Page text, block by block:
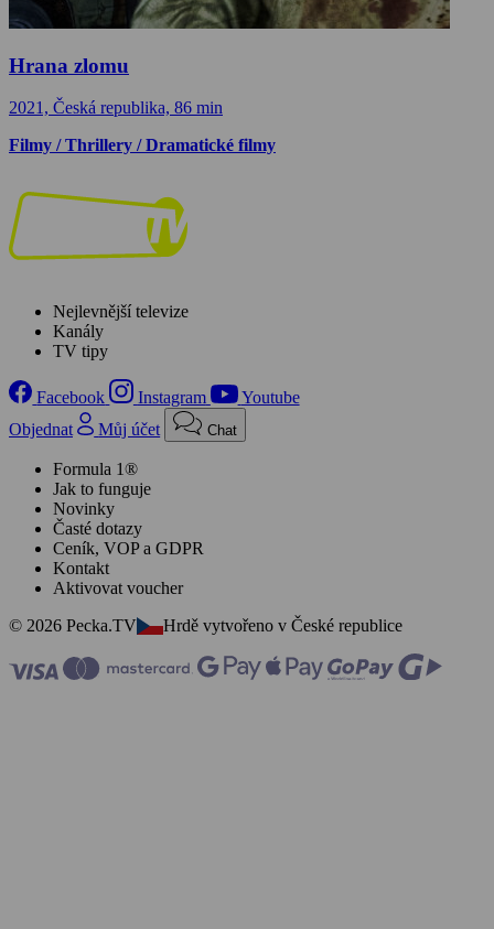
Hrana zlomu
2021, Česká republika, 86 min
Filmy / Thrillery / Dramatické filmy
Nejlevnější televize
Kanály
TV tipy
Facebook Instagram
Youtube
Objednat
Můj účet Chat
Formula 1®
Jak to funguje
Novinky
Časté dotazy
Ceník, VOP a GDPR
Kontakt
Aktivovat voucher
© 2026 Pecka.TV
Hrdě vytvořeno v České republice